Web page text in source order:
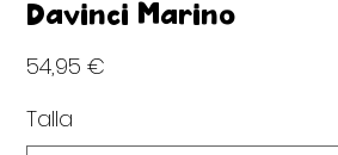
Davinci Marino
54,95 €
Talla